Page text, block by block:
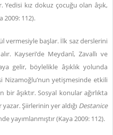
kız dokuz çocuğu olan âşık,
2009: 112).
vermesiyle başlar. İlk saz derslerini
Kayseri’de Meydanî, Zavallı ve
gelir, böylelikle âşıklık yolunda
Nizamoğlu’nun yetişmesinde etkili
âşıktır. Sosyal konular ağırlıkta
Şiirlerinin yer aldığı Destanice
yayımlanmıştır (Kaya 2009: 112).